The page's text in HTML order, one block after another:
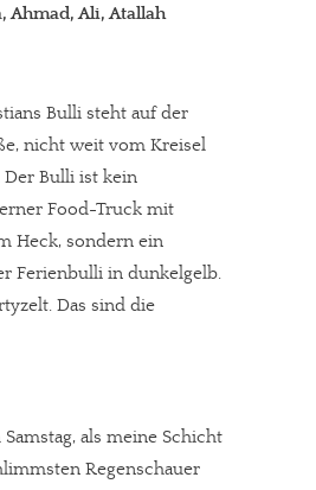
Ahmad, Ali, Atallah
Bulli steht auf der
nicht weit vom Kreisel
Bulli ist kein
Food-Truck mit
Heck, sondern ein
Ferienbulli in dunkelgelb.
Das sind die
Samstag, als meine Schicht
Regenschauer